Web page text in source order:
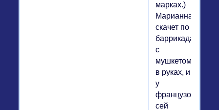
марках.)
Марианна
скачет по
баррикадам
с
мушкетом
в руках, и
у
французов
сей